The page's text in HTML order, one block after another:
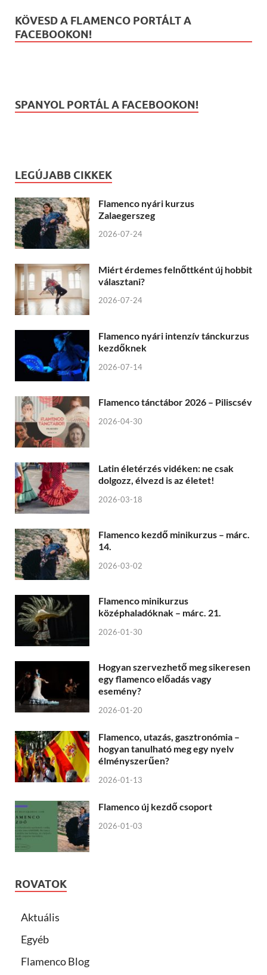
KÖVESD A FLAMENCO PORTÁLT A
FACEBOOKON!
SPANYOL PORTÁL A FACEBOOKON!
LEGÚJABB CIKKEK
Flamenco nyári kurzus
Zalaegerszeg
2026-07-24
Miért érdemes felnőttként új hobbit
választani?
2026-07-24
Flamenco nyári intenzív tánckurzus
kezdőknek
2026-07-14
Flamenco tánctábor 2026 – Piliscsév
2026-04-30
Latin életérzés vidéken: ne csak
dolgozz, élvezd is az életet!
2026-03-18
Flamenco kezdő minikurzus – márc.
14.
2026-03-02
Flamenco minikurzus
középhaladóknak – márc. 21.
2026-01-30
Hogyan szervezhető meg sikeresen
egy flamenco előadás vagy
esemény?
2026-01-20
Flamenco, utazás, gasztronómia –
hogyan tanulható meg egy nyelv
élményszerűen?
2026-01-13
Flamenco új kezdő csoport
2026-01-03
ROVATOK
Aktuális
Egyéb
Flamenco Blog